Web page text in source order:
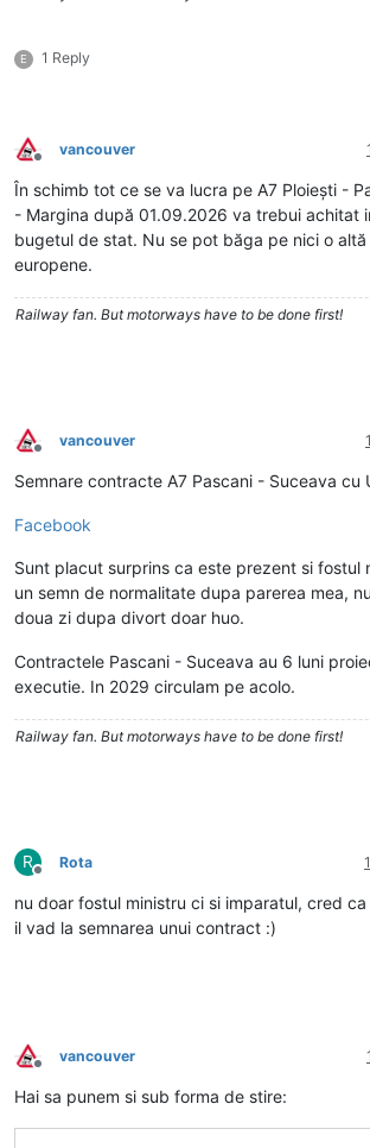
E 1 Reply
Deconectat
vancouver
În schimb tot ce se va lucra pe A7 Ploiești -
- Margina după 01.09.2026 va trebui achitat
bugetul de stat. Nu se pot băga pe nici o
europene.
Railway fan. But motorways have to be done first!
Deconectat
vancouver
Semnare contracte A7 Pascani - Suceava cu
Facebook
Sunt placut surprins ca este prezent si fostul
un semn de normalitate dupa parerea mea,
doua zi dupa divort doar huo.
Contractele Pascani - Suceava au 6 luni
executie. In 2029 circulam pe acolo.
Railway fan. But motorways have to be done first!
R
Deconectat
Rota
nu doar fostul ministru ci si imparatul, cred
il vad la semnarea unui contract :)
Deconectat
vancouver
Hai sa punem si sub forma de stire: